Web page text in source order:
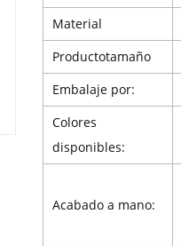
Material
Productotamaño
Embalaje por:
Colores
disponibles:
Acabado a mano: